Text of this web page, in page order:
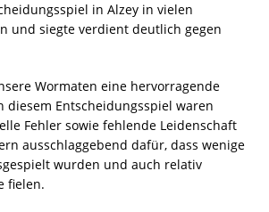
in Alzey in vielen
und siegte verdient deutlich gegen
Wormaten eine hervorragende
diesem Entscheidungsspiel waren
Fehler sowie fehlende Leidenschaft
ausschlaggebend dafür, dass wenige
wurden und auch relativ
fielen.